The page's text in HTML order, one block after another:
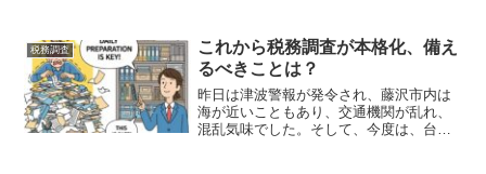
ました。スーパーに行き、美味しそうな
富士宮焼きそばに目に留...
税務調査
これから税務調査が本格化、備え
るべきことは？
昨日は津波警報が発令され、藤沢市内は
海が近いこともあり、交通機関が乱れ、
混乱気味でした。そして、今度は、台風